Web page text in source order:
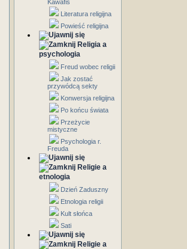
Kawafis
Literatura religijna
Powieść religijna
Religia a
psychologia
Freud wobec religii
Jak zostać
przywódcą sekty
Konwersja religijna
Po końcu świata
Przeżycie
mistyczne
Psychologia r.
Freuda
Religie a
etnologia
Dzień Zaduszny
Etnologia religii
Kult słońca
Sati
Religie a